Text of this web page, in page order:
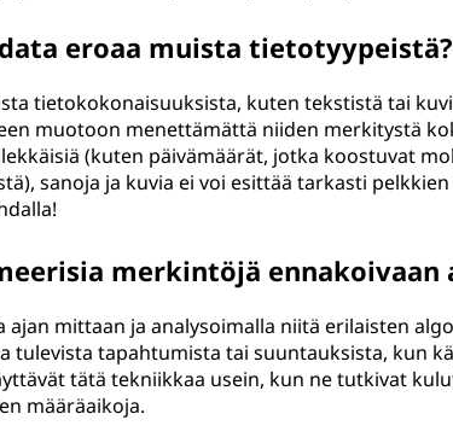
eroaa muista tietotyypeistä?
tietokokonaisuuksista, kuten tekstistä tai
muotoon menettämättä niiden merkitystä
(kuten päivämäärät, jotka koostuvat
sanoja ja kuvia ei voi esittää tarkasti
merkintöjä ennakoivaan
ajan mittaan ja analysoimalla niitä erilaisten
tulevista tapahtumista tai suuntauksista, kun
tätä tekniikkaa usein, kun ne tutkivat
määräaikoja.